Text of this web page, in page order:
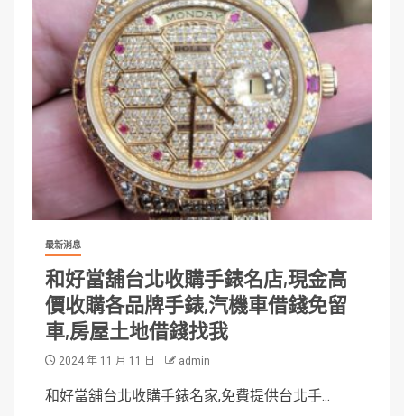
最新消息
和好當舖台北收購手錶名店,現金高
價收購各品牌手錶,汽機車借錢免留
車,房屋土地借錢找我
2024 年 11 月 11 日 admin
和好當舖台北收購手錶名家,免費提供台北手...